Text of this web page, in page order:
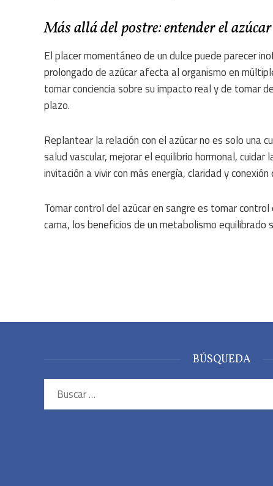
Más allá del postre: entender el
El placer momentáneo de un dulce puede parecer
prolongado de azúcar afecta al organismo en
tomar conciencia sobre su impacto real y de tomar
plazo.
Replantear la relación con el azúcar no es solo una
salud vascular, mejorar el equilibrio hormonal,
invitación a vivir con más energía, claridad y
Tomar control del azúcar en sangre es tomar
cama, los beneficios de un metabolismo
BÚSQUEDA